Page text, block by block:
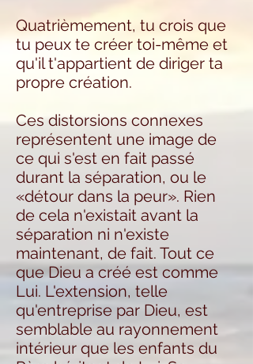
Quatrièmement, tu crois que
tu peux te créer toi-même et
qu'il t'appartient de diriger ta
propre création.
Ces distorsions connexes
représentent une image de
ce qui s'est en fait passé
durant la séparation, ou le
«détour dans la peur». Rien
de cela n'existait avant la
séparation ni n'existe
maintenant, de fait. Tout ce
que Dieu a créé est comme
Lui. L'extension, telle
qu'entreprise par Dieu, est
semblable au rayonnement
intérieur que les enfants du